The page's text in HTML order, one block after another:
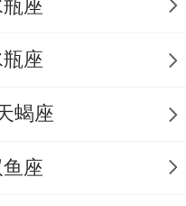
财务计划～
！
拟试卷第23题会
的***进度条在
座
座
蝎座
座